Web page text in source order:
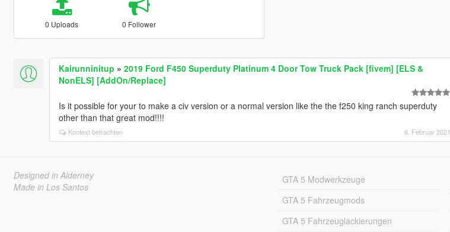
0 Uploads 0 Follower
Kairunninitup » 2019 Ford F450 Superduty Platinum 4 Door Tow Truck Pack [fivem] [ELS &
NonELS] [AddOn/Replace]
Is it possible for your to make a civ version or a normal version like the the f250 king ranch superduty
other than that great mod!!!!
Kontext betrachten 6. Februar 2021
Designed in Alderney
Made in Los Santos
GTA 5 Modwerkzeuge
GTA 5 Fahrzeugmods
GTA 5 Fahrzeuglackierungen